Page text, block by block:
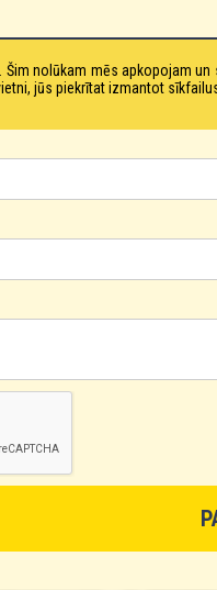
nolūkam mēs apkopojam
jūs piekrītat izmantot